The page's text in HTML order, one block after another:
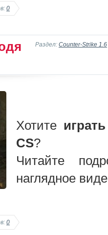
0
Раздел: Counter-Strike 1.6
Хотите
CS?
Читайте
наглядное
0